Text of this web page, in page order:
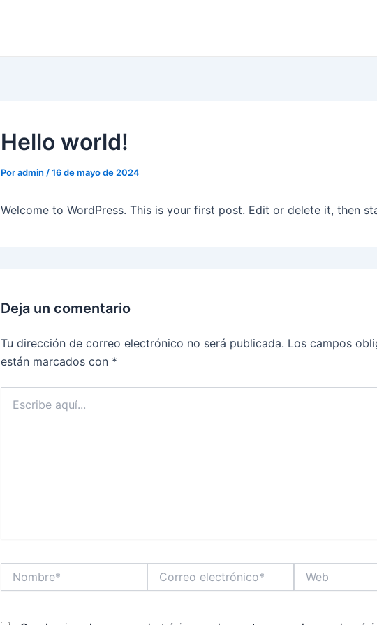
Hello world!
Poradmin /16 de mayo de 2024
Welcome to WordPress. This is your first post. Edit or delete it, then
Deja un comentario
Tu dirección de correo electrónico no será publicada. Los campos
están marcados con *
aquí...
electrónico*